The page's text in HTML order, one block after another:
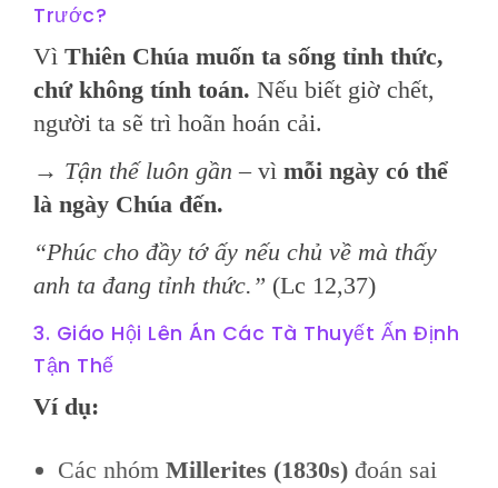
Trước?
Vì Thiên Chúa muốn ta sống tỉnh thức,
chứ không tính toán. Nếu biết giờ chết,
người ta sẽ trì hoãn hoán cải.
→ Tận thế luôn gần– vì mỗi ngày có thể
là ngày Chúa đến.
“Phúc cho đầy tớ ấy nếu chủ về mà thấy
anh ta đang tỉnh thức.” (Lc 12,37)
3. Giáo Hội Lên Án Các Tà Thuyết Ấn Định
Tận Thế
Ví dụ:
Các nhóm Millerites (1830s) đoán sai